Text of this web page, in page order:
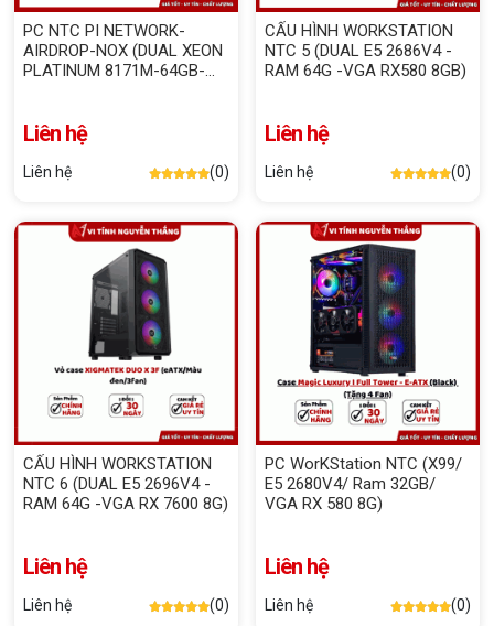
PC NTC PI NETWORK-
AIRDROP-NOX (DUAL XEON
PLATINUM 8171M-64GB-
Liên hệ
Liên hệ (0)
CẤU HÌNH WORKSTATION
NTC 5 (DUAL E5 2686V4 -
RAM 64G -VGA RX580 8GB)
Liên hệ
Liên hệ (0)
CẤU HÌNH WORKSTATION
NTC 6 (DUAL E5 2696V4 -
RAM 64G -VGA RX 7600 8G)
Liên hệ
Liên hệ (0)
PC WorKStation NTC (X99/
E5 2680V4/ Ram 32GB/
VGA RX 580 8G)
Liên hệ
Liên hệ (0)